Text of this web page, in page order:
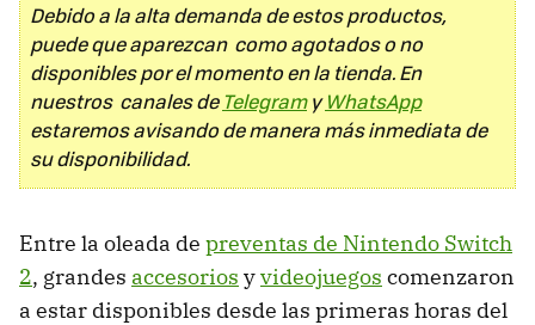
Debido a la alta demanda de estos productos,
puede que aparezcan como agotados o no
disponibles por el momento en la tienda. En
nuestros canales de TelegramyWhatsApp
estaremos avisando de manera más inmediata de
su disponibilidad.
Entre la oleada de preventas de Nintendo Switch
2, grandes accesorios yvideojuegos comenzaron
a estar disponibles desde las primeras horas del